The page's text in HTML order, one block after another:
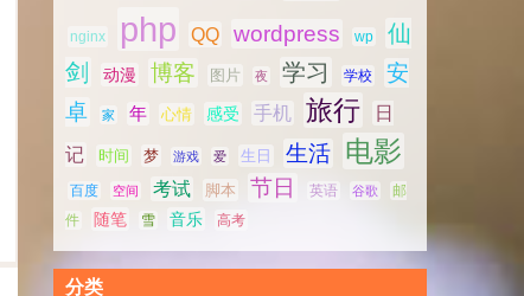
nginx php QQ wordpress wp
仙
剑
动漫 博客 图片 夜 学习 学校
安
卓
家 年 心情 感受 手机 旅行 日
记 时间 梦 游戏 爱 生日 生活 电影
百度 空间 考试 脚本 节日 英语 谷歌 邮
件 随笔 雪 音乐 高考
分类